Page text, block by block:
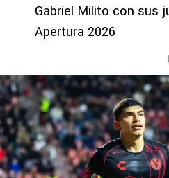
Gabriel Milito con sus
Apertura 2026